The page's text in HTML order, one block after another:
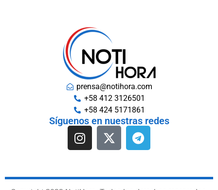
prensa@notihora.com
+58 412 3126501
+58 424 5171861
Síguenos en nuestras redes